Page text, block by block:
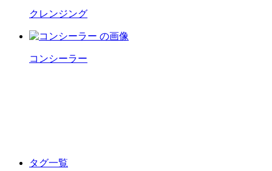
クレンジング
コンシーラー
タグ一覧